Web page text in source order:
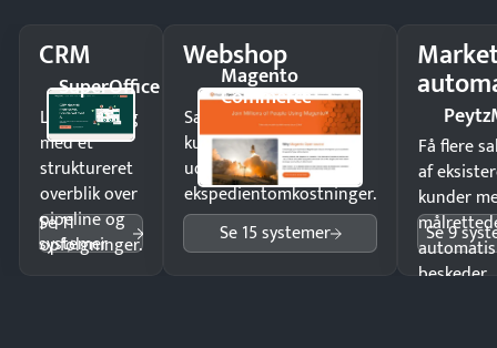
CRM
SuperOffice
Luk flere salg
med et
struktureret
overblik over
pipeline og
opfølgninger.
Se 11
systemer
Webshop
Magento
Commerce
Sælg produkter 24/7 til
kunder i hele landet
uden
ekspedientomkostninger.
Se 15 systemer
Få flere
af
kunder
beskeder.
Se 9